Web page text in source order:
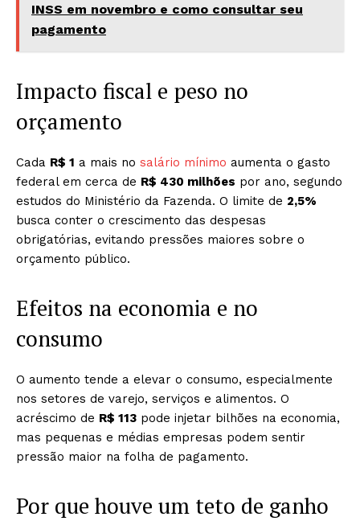
INSS em novembro e como consultar seu
pagamento
Impacto fiscal e peso no
orçamento
Cada R$ 1 a mais no salário mínimo aumenta o gasto
federal em cerca de R$ 430 milhões por ano, segundo
estudos do Ministério da Fazenda. O limite de 2,5%
busca conter o crescimento das despesas
obrigatórias, evitando pressões maiores sobre o
orçamento público.
Efeitos na economia e no
consumo
O aumento tende a elevar o consumo, especialmente
nos setores de varejo, serviços e alimentos. O
acréscimo de R$ 113 pode injetar bilhões na economia,
mas pequenas e médias empresas podem sentir
pressão maior na folha de pagamento.
Por que houve um teto de ganho